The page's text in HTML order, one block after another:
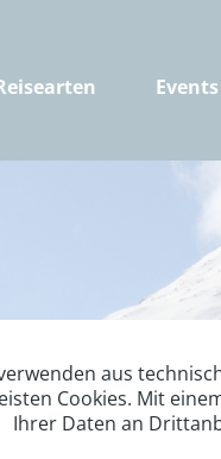
Events
aus
Cookies. Mit
Ihrer Daten an